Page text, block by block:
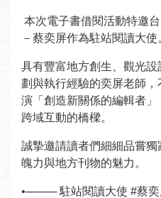
務
圖
書
館
本次電子書借閱活動特邀
－蔡奕屏作為駐站閱讀大使
具有豐富地方創生、觀光
劃與執行經驗的奕屏老師
演「創造新關係的編輯者
跨域互動的橋樑。
誠摯邀請讀者們細細品嘗
魄力與地方刊物的魅力。
•──── 駐站閱讀大使 #蔡